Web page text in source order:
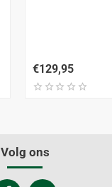
€129,95
Volg ons